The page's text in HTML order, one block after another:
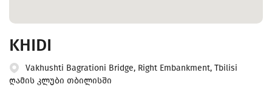
KHIDI
Vakhushti Bagrationi Bridge, Right Embankment, Tbilisi
ღამის კლუბი თბილისში